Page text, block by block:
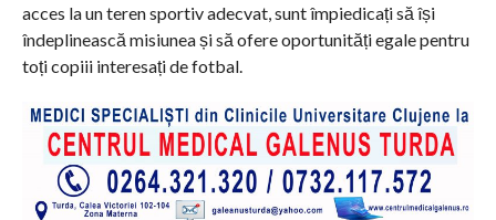
acces la un teren sportiv adecvat, sunt împiedicați să își
îndeplinească misiunea și să ofere oportunități egale pentru
toți copiii interesați de fotbal.